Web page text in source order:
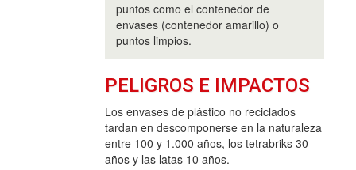
puntos como el contenedor de
envases (contenedor amarillo) o
puntos limpios.
PELIGROS E IMPACTOS
Los envases de plástico no reciclados
tardan en descomponerse en la naturaleza
entre 100 y 1.000 años, los tetrabriks 30
años y las latas 10 años.